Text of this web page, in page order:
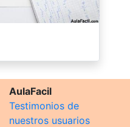
AulaFacil
Testimonios de
nuestros usuarios